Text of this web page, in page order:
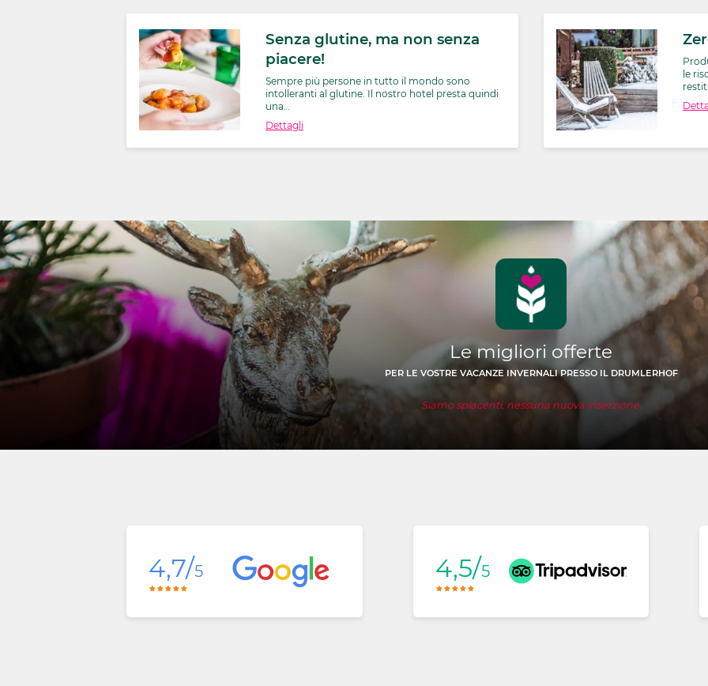
Senza glutine, ma non senza
piacere!
Sempre più persone in tutto il mondo sono
intolleranti al glutine. Il nostro hotel presta quindi
una…
Dettagli
le
Le migliori offerte
PER LE VOSTRE VACANZE INVERNALI PRESSO IL DRUMLERHOF
Siamo spiacenti, nessuna nuova inserzione.
4,7/5 4,5/5